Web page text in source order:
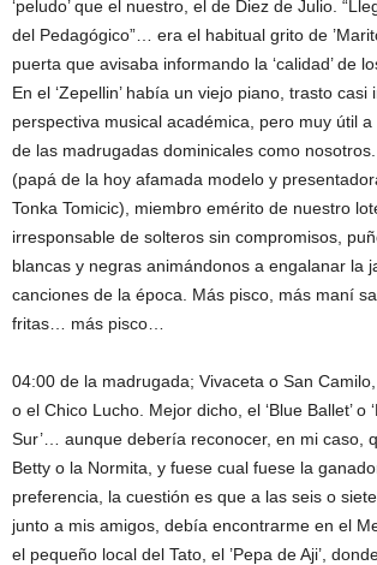
‘peludo’ que el nuestro, el de Diez de Julio.
del Pedagógico”… era el habitual grito de
puerta que avisaba informando la ‘calidad’ de
En el ‘Zepellin’ había un viejo piano, trasto casi
perspectiva musical académica, pero muy útil
de las madrugadas dominicales como
(papá de la hoy afamada modelo y
Tonka Tomicic), miembro emérito de nuestro
irresponsable de solteros sin compromisos,
blancas y negras animándonos a engalanar la
canciones de la época. Más pisco, más maní
fritas… más pisco…
04:00 de la madrugada; Vivaceta o San
o el Chico Lucho. Mejor dicho, el ‘Blue Ballet’ o
Sur’… aunque debería reconocer, en mi caso,
Betty o la Normita, y fuese cual fuese la
preferencia, la cuestión es que a las seis o
junto a mis amigos, debía encontrarme en el
el pequeño local del Tato, el ’Pepa de Aji’,